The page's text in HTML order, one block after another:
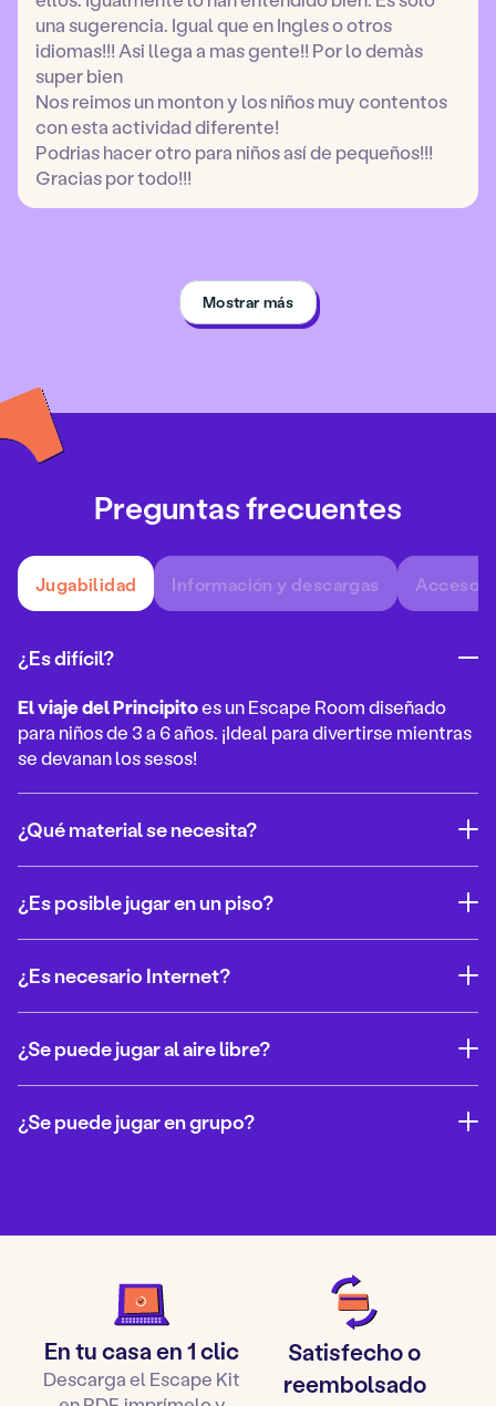
una sugerencia. Igual que en Ingles o otros
idiomas!!! Asi llega a mas gente!! Por lo demàs
super bien
Nos reimos un monton y los niños muy contentos
con esta actividad diferente!
Podrias hacer otro para niños así de pequeños!!!
Gracias por todo!!!
Mostrar más
Preguntas frecuentes
Jugabilidad Información y descargas
¿Es difícil?
El viaje del Principitoes un Escape Room diseñado
para niños de 3 a 6 años. ¡Ideal para divertirse mientras
se devanan los sesos!
¿Qué material se necesita?
¿Es posible jugar en un piso?
¿Es necesario Internet?
¿Se puede jugar al aire libre?
¿Se puede jugar en grupo?
Para comprar este Escape Room, simplemente:
Introducir sus datos (nombre, apellidos, correo
electrónico)
Confirmar el pedido
Abrir y descargar el archivo Zip recibido por correo
electrónico desde un ordenador
Por supuesto. El kit contiene accesorios, pero puedes
En tu casa en 1 clic
Descarga el Escape Kit
Satisfecho o
reembolsado